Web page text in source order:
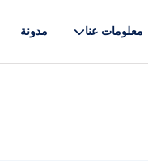
معلومات عنا مدونة